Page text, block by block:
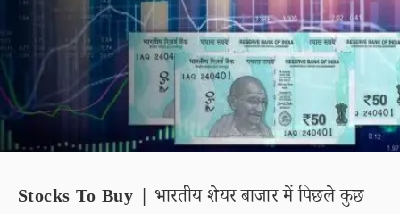
Stocks To Buy | भारतीय शेयर बाजार में पिछले कुछ